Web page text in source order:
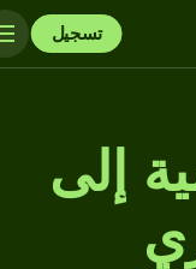
تسجيل
إلى